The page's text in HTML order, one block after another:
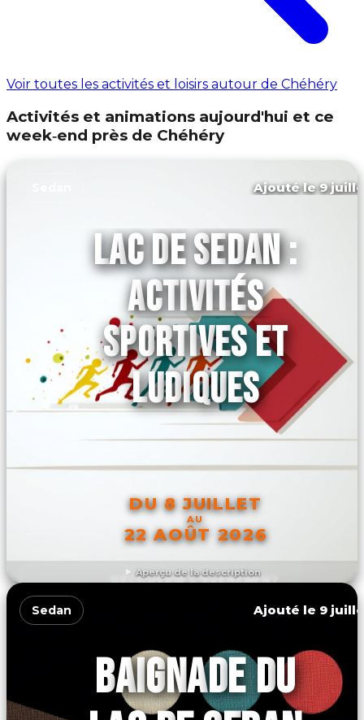
Voir toutes les activités et loisirs autour de Chéhéry
Activités et animations aujourd'hui et ce
week‑end près de Chéhéry
Aperçu de la description
Ajouté le 9
LAC DE SEDAN :
ACTIVITÉS
SPORTIVES ET
LUDIQUES
DU 8 JUILLET
AU
22 AOÛT 2026
DÉCOUVRIR L'ÉVÉNEMENT
Sedan Ajouté le 9
BAIGNADE DU